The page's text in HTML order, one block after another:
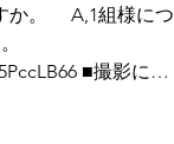
だけるお車はお客
大阪府高槻市
1階2号室 新店舗
か。 A,1組様につ
■撮影につ